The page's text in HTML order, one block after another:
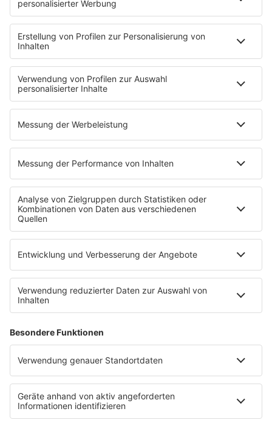
03.03.2025 Folge 150
Belinda Carlisle - Heaven Is A Place On
24.02.2025 Folge 149
R.E.M. - It’s the End of the World as We
Know It (And I Feel Fine)
INFO
17.02.2025 Folge 148
Kim Carnes - Bette Davis Eyes
INFO
10.02.2025
03.02.2025 Folge 146
Salt´n Pepa - Push It
27.01.2025 Folge 145
Guns N’ Roses - Sweet Child o’ Mine
Madonna - Papa, Don´t Preach
INFO